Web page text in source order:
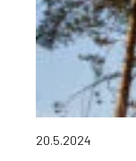
20.5.2024